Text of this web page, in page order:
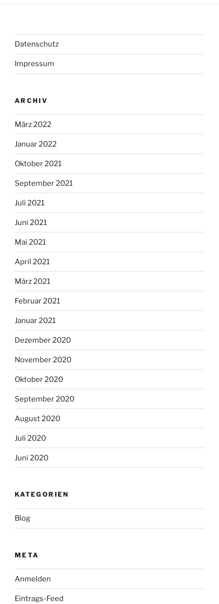
Datenschutz
Impressum
ARCHIV
März 2022
Januar 2022
Oktober 2021
September 2021
Juli 2021
Juni 2021
Mai 2021
April 2021
März 2021
Februar 2021
Januar 2021
Dezember 2020
November 2020
Oktober 2020
September 2020
August 2020
Juli 2020
Juni 2020
KATEGORIEN
Blog
META
Anmelden
Eintrags-Feed